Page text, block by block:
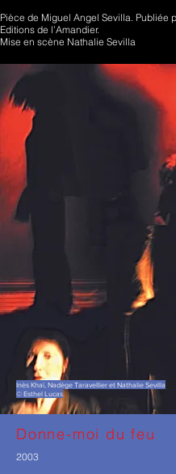
Pièce de Miguel Angel Sevilla. Publiée
Editions de l’Amandier.
Mise en scène Nathalie Sevilla
Inès Khaï, Nadège Taravellier et Nathalie Sevilla
© Esthel Lucas
Donne-moi du feu
2003